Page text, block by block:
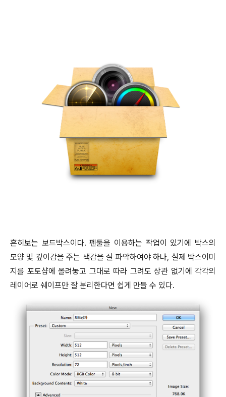
흔히보는 보드박스이다. 펜툴을 이용하는 작업이 있기에 박스의
모양 및 깊이감을 주는 색감을 잘 파악하여야 하나, 실제 박스이미
지를 포토샵에 올려놓고 그대로 따라 그려도 상관 없기에 각각의
레이어로 쉐이프만 잘 분리한다면 쉽게 만들 수 있다.